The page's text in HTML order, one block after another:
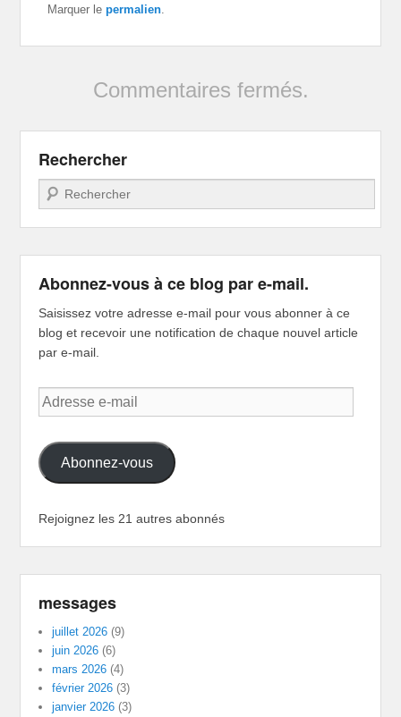
Marquer lepermalien.
Commentaires fermés.
Rechercher
Recherche
Abonnez-vous à ce blog par e-mail.
Saisissez votre adresse e-mail pour vous abonner à ce
blog et recevoir une notification de chaque nouvel article
par e-mail.
Adresse
e-
Abonnez-vous
Rejoignez les 21 autres abonnés
messages
juillet 2026 (9)
juin 2026 (6)
mars 2026 (4)
février 2026 (3)
janvier 2026 (3)